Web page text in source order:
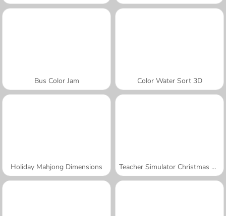
Bus Color Jam Color Water Sort 3D
Holiday Mahjong Dimensions Teacher Simulator Christmas Exam